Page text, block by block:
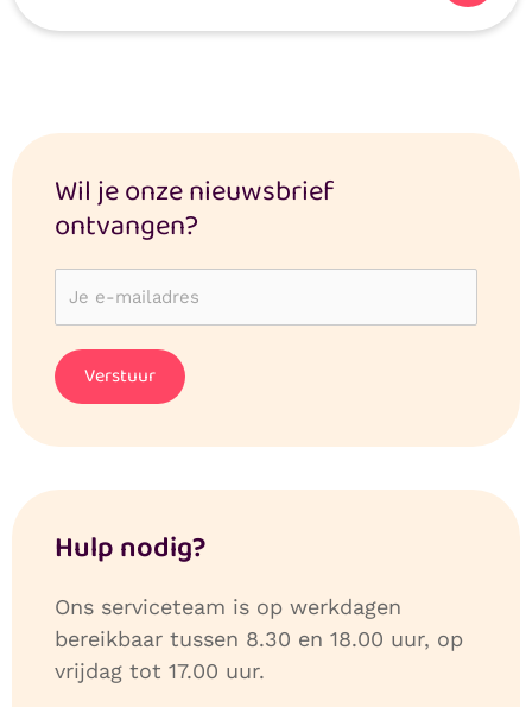
Wil je onze nieuwsbrief
ontvangen?
Hulp nodig?
Ons serviceteam is op werkdagen
bereikbaar tussen 8.30 en 18.00 uur, op
vrijdag tot 17.00 uur.